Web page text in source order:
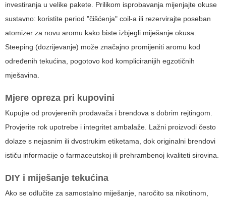
investiranja u velike pakete. Prilikom isprobavanja mijenjajte okuse
sustavno: koristite period "čišćenja" coil-a ili rezervirajte poseban
atomizer za novu aromu kako biste izbjegli miješanje okusa.
Steeping (dozrijevanje) može značajno promijeniti aromu kod
određenih tekućina, pogotovo kod kompliciranijih egzotičnih
mješavina.
Mjere opreza pri kupovini
Kupujte od provjerenih prodavača i brendova s dobrim rejtingom.
Provjerite rok upotrebe i integritet ambalaže. Lažni proizvodi često
dolaze s nejasnim ili dvostrukim etiketama, dok originalni brendovi
ističu informacije o farmaceutskoj ili prehrambenoj kvaliteti sirovina.
DIY i miješanje tekućina
Ako se odlučite za samostalno miješanje, naročito sa nikotinom,